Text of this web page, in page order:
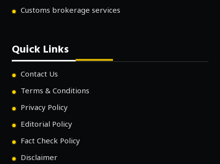
Customs brokerage services
Quick Links
Contact Us
Terms & Conditions
Privacy Policy
Editorial Policy
Fact Check Policy
Disclaimer